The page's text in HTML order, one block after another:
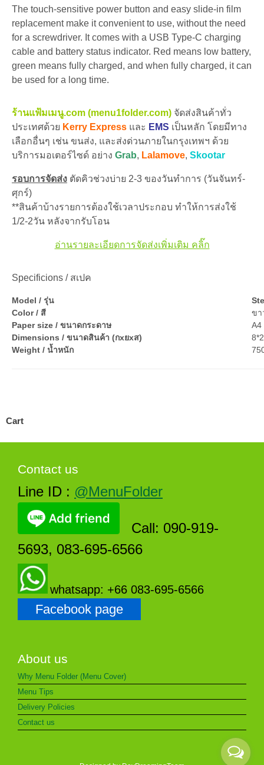
The touch-sensitive power button and easy slide-in film
replacement make it convenient to use, without the need
for a screwdriver. It comes with a USB Type-C charging
cable and battery status indicator. Red means low battery,
green means fully charged, and when fully charged, it can
be used for a long time.
ร้านแฟ้มเมนู.com (menu1folder.com) จัดส่งสินค้าทั่ว
ประเทศด้วย Kerry Express และ EMS เป็นหลัก โดยมีทาง
เลือกอื่นๆ เช่น ขนส่ง, และส่งด่วนภายในกรุงเทพฯ ด้วย
บริการมอเตอร์ไซด์ อย่าง Grab, Lalamove, Skootar
รอบการจัดส่ง ตัดคิวช่วงบ่าย 2-3 ของวันทำการ (วันจันทร์-
ศุกร์)
**สินค้าบ้างรายการต้องใช้เวลาประกอบ ทำให้การส่งใช้
1/2-2วัน หลังจากรับโอน
อ่านรายละเอียดการจัดส่งเพิ่มเติม คลิ๊ก
Specificions / สเปค
Model / รุ่น
Color / สี
ขา
Paper size / ขนาดกระดาษ
A4
Dimensions / ขนาดสินค้า (กxยxส)
Weight / น้ำหนัก
Cart
Contact us
Line ID : @MenuFolder
Call: 090-919-
5693, 083-695-6566
whatsapp: +66 083-695-6566
Facebook page
About us
Why Menu Folder (Menu Cover)
Menu Tips
Delivery Policies
Contact us